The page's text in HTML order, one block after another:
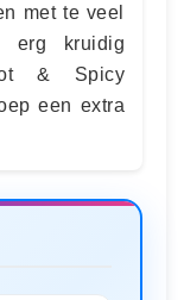
met te veel
erg kruidig
& Spicy
een extra